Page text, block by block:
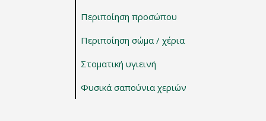
Περιποίηση προσώπου
Περιποίηση σώμα / χέρια
Στοματική υγιεινή
Φυσικά σαπούνια χεριών